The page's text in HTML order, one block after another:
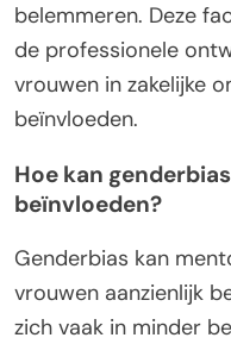
belemmeren. Deze
de professionele
vrouwen in zakelijke
beïnvloeden.
Hoe kan
beïnvloeden?
Genderbias kan
vrouwen aanzienlijk
zich vaak in minder